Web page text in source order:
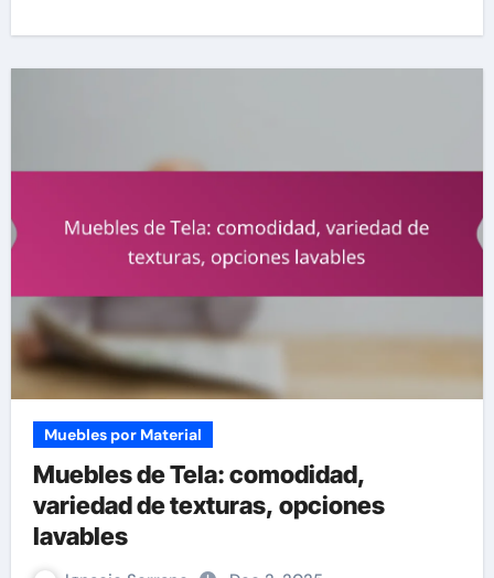
Muebles por Material
Muebles de Tela: comodidad,
variedad de texturas, opciones
lavables